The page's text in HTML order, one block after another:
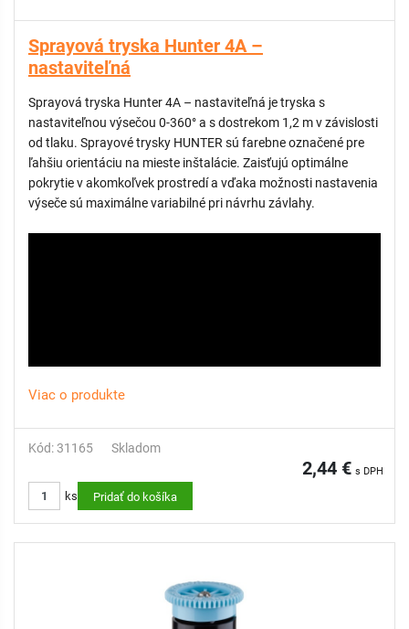
Sprayová tryska Hunter 4A –
nastaviteľná
Sprayová tryska Hunter 4A – nastaviteľná je tryska s
nastaviteľnou výsečou 0-360° a s dostrekom 1,2 m v závislosti
od tlaku. Sprayové trysky HUNTER sú farebne označené pre
ľahšiu orientáciu na mieste inštalácie. Zaisťujú optimálne
pokrytie v akomkoľvek prostredí a vďaka možnosti nastavenia
výseče sú maximálne variabilné pri návrhu závlahy.
Viac o produkte
Kód: 31165 Skladom
2,44 € s DPH
ks Pridať do košíka